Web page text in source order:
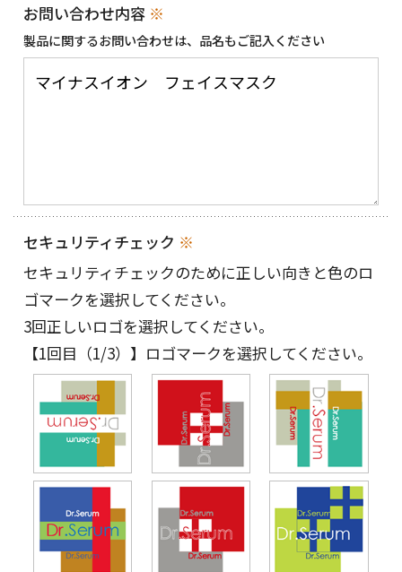
お問い合わせ内容 ※
製品に関するお問い合わせは、 品名もご記入ください
セキュリティチェック ※
セキュリティチェックのために正しい向きと色のロ
ゴマークを選択してください。
3回正しいロゴを選択してください。
【1回目（1/3）】 ロゴマークを選択してください。